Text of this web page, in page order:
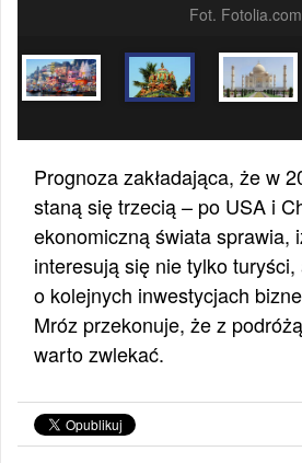
Fot. Fotolia.com
Prognoza zakładająca, że w
staną się trzecią – po USA i
ekonomiczną świata sprawia,
interesują się nie tylko
o kolejnych inwestycjach
Mróz przekonuje, że z
warto zwlekać.